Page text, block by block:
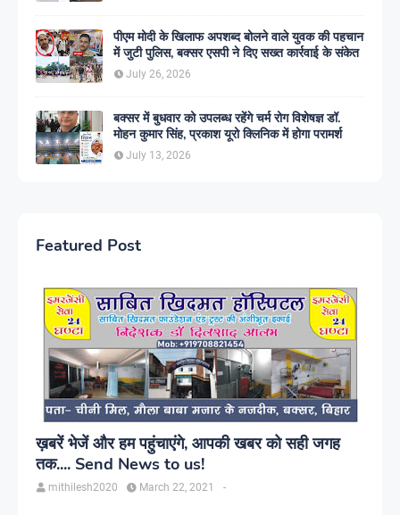
पीएम मोदी के खिलाफ अपशब्द बोलने वाले युवक की पहचान
में जुटी पुलिस, बक्सर एसपी ने दिए सख्त कार्रवाई के संकेत
July 26, 2026
बक्सर में बुधवार को उपलब्ध रहेंगे चर्म रोग विशेषज्ञ डॉ.
मोहन कुमार सिंह, प्रकाश यूरो क्लिनिक में होगा परामर्श
July 13, 2026
Featured Post
ख़बरें भेजें और हम पहुंचाएंगे, आपकी खबर को सही जगह
तक.... Send News to us!
mithilesh2020 -
March 22, 2021